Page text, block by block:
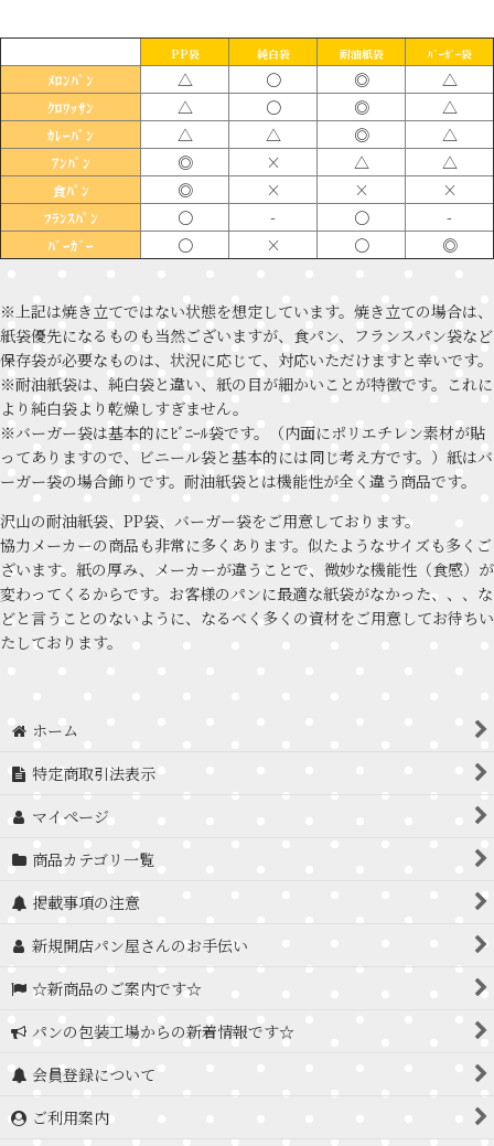
PP袋 純白袋 耐油紙袋 ﾊﾞｰｶﾞｰ袋
ﾒﾛﾝﾊﾟﾝ △ 〇 ◎ △
ｸﾛﾜｯｻﾝ △ 〇 ◎ △
ｶﾚｰﾊﾟﾝ △ △ ◎ △
ｱﾝﾊﾟﾝ ◎ × △ △
食ﾊﾟﾝ ◎ × × ×
ﾌﾗﾝｽﾊﾟﾝ 〇 - 〇 -
ﾊﾞｰｶﾞｰ 〇 × 〇 ◎
※上記は焼き立てではない状態を想定しています。焼き立ての場合は、
紙袋優先になるものも当然ございますが、食パン、フランスパン袋など
保存袋が必要なものは、状況に応じて、対応いただけますと幸いです。
※耐油紙袋は、純白袋と違い、紙の目が細かいことが特徴です。これに
より純白袋より乾燥しすぎません。
※バーガー袋は基本的にﾋﾞﾆｰﾙ袋です。（内面にポリエチレン素材が貼
ってありますので、ビニール袋と基本的には同じ考え方です。）紙はバ
ーガー袋の場合飾りです。耐油紙袋とは機能性が全く違う商品です。
沢山の耐油紙袋、PP袋、バーガー袋をご用意しております。
協力メーカーの商品も非常に多くあります。似たようなサイズも多くご
ざいます。紙の厚み、メーカーが違うことで、微妙な機能性（食感）が
変わってくるからです。お客様のパンに最適な紙袋がなかった、、、な
どと言うことのないように、なるべく多くの資材をご用意してお待ちい
たしております。
ホーム
特定商取引法表示
マイページ
商品カテゴリ一覧
掲載事項の注意
新規開店パン屋さんのお手伝い
☆新商品のご案内です☆
パンの包装工場からの新着情報です☆
会員登録について
ご利用案内